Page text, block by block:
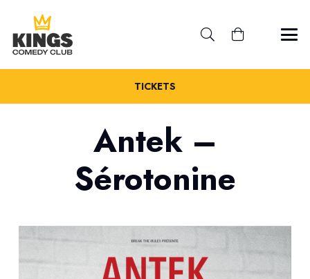
TICKETS
Antek –
Sérotonine